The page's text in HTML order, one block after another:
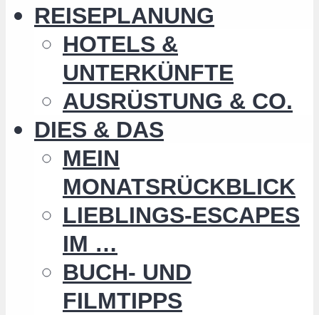
REISEPLANUNG
HOTELS &
UNTERKÜNFTE
AUSRÜSTUNG & CO.
DIES & DAS
MEIN
MONATSRÜCKBLICK
LIEBLINGS-ESCAPES
IM …
BUCH- UND
FILMTIPPS